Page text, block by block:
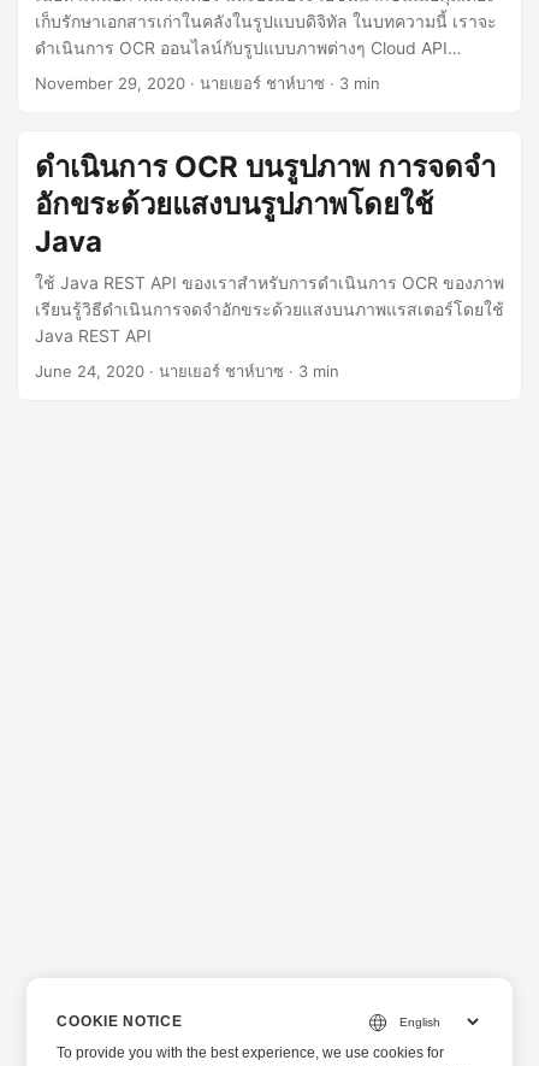
เก็บรักษาเอกสารเก่าในคลังในรูปแบบดิจิทัล ในบทความนี้ เราจะ
ดำเนินการ OCR ออนไลน์กับรูปแบบภาพต่างๆ Cloud API
สามารถจดจำภาษาอังกฤษ ฝรั่งเศส เยอรมัน อิตาลี โปรตุเกส และ
November 29, 2020 · นายเยอร์ ชาห์บาซ · 3 min
ดำเนินการ OCR บนรูปภาพ การจดจำ
อักขระด้วยแสงบนรูปภาพโดยใช้
Java
ใช้ Java REST API ของเราสำหรับการดำเนินการ OCR ของภาพ
เรียนรู้วิธีดำเนินการจดจำอักขระด้วยแสงบนภาพแรสเตอร์โดยใช้
Java REST API
June 24, 2020 · นายเยอร์ ชาห์บาซ · 3 min
COOKIE NOTICE
To provide you with the best experience, we use cookies for